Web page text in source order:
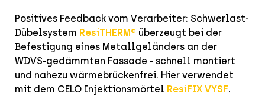
Positives Feedback vom Verarbeiter: Schwerlast-
Dübelsystem ResiTHERM® überzeugt bei der
Befestigung eines Metallgeländers an der
WDVS-gedämmten Fassade - schnell montiert
und nahezu wärmebrückenfrei. Hier verwendet
mit dem CELO Injektionsmörtel ResiFIX VYSF.